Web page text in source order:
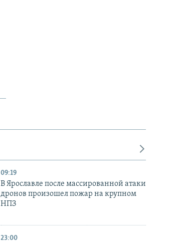
09:19
В Ярославле после массированной атаки
дронов произошел пожар на крупном
НПЗ
23:00